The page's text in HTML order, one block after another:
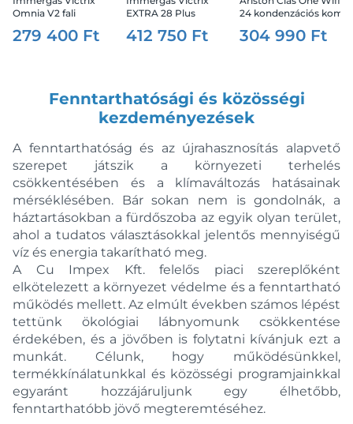
Omnia V2 fali
gázkazán
279 400 Ft
EXTRA 28 Plus
gázkazán
412 750 Ft
24 kondenzációs kombi
304 990 Ft
Fenntarthatósági és közösségi
kezdeményezések
A fenntarthatóság és az újrahasznosítás alapvető
szerepet játszik a környezeti terhelés
csökkentésében és a klímaváltozás hatásainak
mérséklésében. Bár sokan nem is gondolnák, a
háztartásokban a fürdőszoba az egyik olyan terület,
ahol a tudatos választásokkal jelentős mennyiségű
víz és energia takarítható meg.
A Cu Impex Kft. felelős piaci szereplőként
elkötelezett a környezet védelme és a fenntartható
működés mellett. Az elmúlt években számos lépést
tettünk ökológiai lábnyomunk csökkentése
érdekében, és a jövőben is folytatni kívánjuk ezt a
munkát. Célunk, hogy működésünkkel,
termékkínálatunkkal és közösségi programjainkkal
egyaránt hozzájáruljunk egy élhetőbb,
fenntarthatóbb jövő megteremtéséhez.